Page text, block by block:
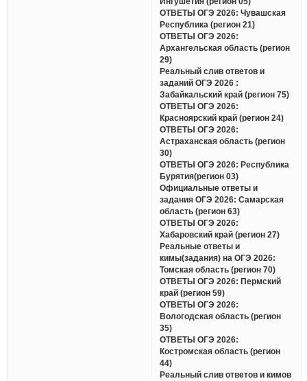
ОТВЕТЫ ОГЭ 2026: Чувашская
Республика (регион 21)
ОТВЕТЫ ОГЭ 2026:
Архангельская область (регион
29)
Реальный слив ответов и
заданий ОГЭ 2026 :
Забайкальский край (регион 75)
ОТВЕТЫ ОГЭ 2026:
Красноярский край (регион 24)
ОТВЕТЫ ОГЭ 2026:
Астраханская область (регион
30)
ОТВЕТЫ ОГЭ 2026: Республика
Бурятия(регион 03)
Официальные ответы и
задания ОГЭ 2026: Самарская
область (регион 63)
ОТВЕТЫ ОГЭ 2026:
Хабаровский край (регион 27)
Реальные ответы и
кимы(задания) на ОГЭ 2026:
Томская область (регион 70)
ОТВЕТЫ ОГЭ 2026: Пермский
край (регион 59)
ОТВЕТЫ ОГЭ 2026:
Вологодская область (регион
35)
ОТВЕТЫ ОГЭ 2026:
Костромская область (регион
44)
Реальный слив ответов и кимов